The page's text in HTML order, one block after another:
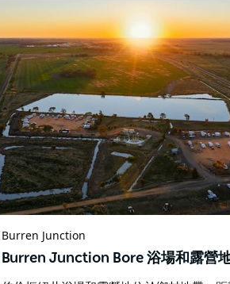
魚、金鱸（黃腹鱸…
Burren Junction
Burren Junction Bore 浴場和露營